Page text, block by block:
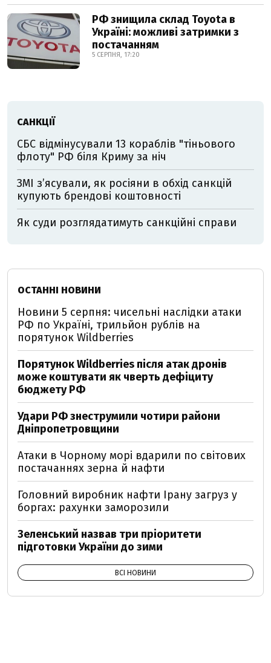
РФ знищила склад Toyota в
Україні: можливі затримки з
постачанням
5 СЕРПНЯ, 17:20
САНКЦІЇ
СБС відмінусували 13 кораблів "тіньового
флоту" РФ біля Криму за ніч
ЗМІ з’ясували, як росіяни в обхід санкцій
купують брендові коштовності
Як суди розглядатимуть санкційні справи
ОСТАННІ НОВИНИ
Новини 5 серпня: чисельні наслідки атаки
РФ по Україні, трильйон рублів на
порятунок Wildberries
Порятунок Wildberries після атак дронів
може коштувати як чверть дефіциту
бюджету РФ
Удари РФ знеструмили чотири райони
Дніпропетровщини
Атаки в Чорному морі вдарили по світових
постачаннях зерна й нафти
Головний виробник нафти Ірану загруз у
боргах: рахунки заморозили
Зеленський назвав три пріоритети
підготовки України до зими
ВСІ НОВИНИ